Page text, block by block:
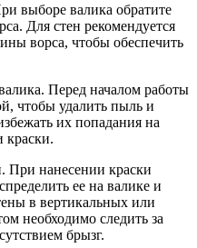
выборе валика обратите
Для стен рекомендуется
ворса, чтобы обеспечить
Перед началом работы
чтобы удалить пыль и
их попадания на
краски.
При нанесении краски
ее на валике и
в вертикальных или
необходимо следить за
брызг.